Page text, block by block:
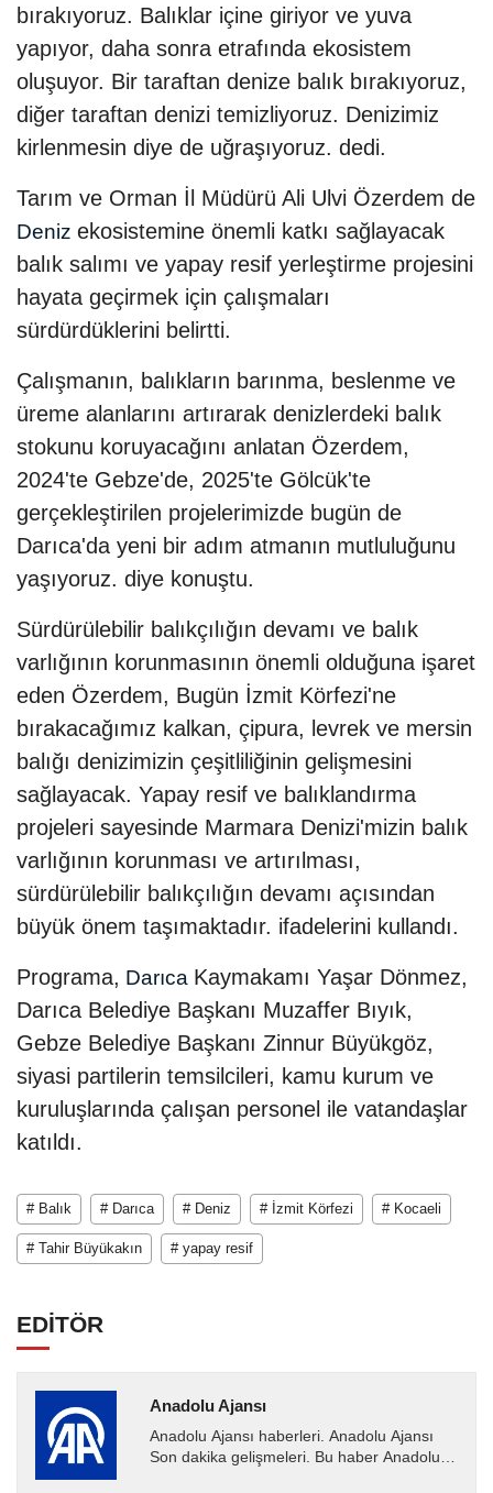
bırakıyoruz. Balıklar içine giriyor ve yuva
yapıyor, daha sonra etrafında ekosistem
oluşuyor. Bir taraftan denize balık bırakıyoruz,
diğer taraftan denizi temizliyoruz. Denizimiz
kirlenmesin diye de uğraşıyoruz. dedi.
Tarım ve Orman İl Müdürü Ali Ulvi Özerdem de
Deniz ekosistemine önemli katkı sağlayacak
balık salımı ve yapay resif yerleştirme projesini
hayata geçirmek için çalışmaları
sürdürdüklerini belirtti.
Çalışmanın, balıkların barınma, beslenme ve
üreme alanlarını artırarak denizlerdeki balık
stokunu koruyacağını anlatan Özerdem,
2024'te Gebze'de, 2025'te Gölcük'te
gerçekleştirilen projelerimizde bugün de
Darıca'da yeni bir adım atmanın mutluluğunu
yaşıyoruz. diye konuştu.
Sürdürülebilir balıkçılığın devamı ve balık
varlığının korunmasının önemli olduğuna işaret
eden Özerdem, Bugün İzmit Körfezi'ne
bırakacağımız kalkan, çipura, levrek ve mersin
balığı denizimizin çeşitliliğinin gelişmesini
sağlayacak. Yapay resif ve balıklandırma
projeleri sayesinde Marmara Denizi'mizin balık
varlığının korunması ve artırılması,
sürdürülebilir balıkçılığın devamı açısından
büyük önem taşımaktadır. ifadelerini kullandı.
Programa, Darıca Kaymakamı Yaşar Dönmez,
Darıca Belediye Başkanı Muzaffer Bıyık,
Gebze Belediye Başkanı Zinnur Büyükgöz,
siyasi partilerin temsilcileri, kamu kurum ve
kuruluşlarında çalışan personel ile vatandaşlar
katıldı.
# Balık # Darıca # Deniz # İzmit Körfezi # Kocaeli
# Tahir Büyükakın # yapay resif
EDİTÖR
Anadolu Ajansı
Anadolu Ajansı haberleri. Anadolu Ajansı
Son dakika gelişmeleri. Bu haber Anadolu